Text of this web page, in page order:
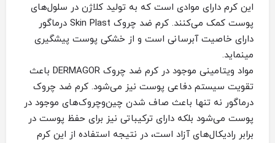
این کرم دارای موادی است که به تولید کلاژن در سلول‌های
پوست کمک می‌کنند. کرم ضد چروک Skin Plast درماگور
دارای خاصیت آبرسانی است و از خشکی پوست پیشگیری
مینماید.
مواد ویتامینی موجود در کرم ضد چروک DERMAGOR باعث
تقویت سیستم دفاعی پوست نیز می‌شود. کرم ضد چروک
درماگور نه تنها‌ باعث صاف شدن چین‌و‌چروک‌های موجود در
پوست می‌شود بلکه دارای ترکیباتی نیز برای حفظ پوست در
برابر رادیکال‌های آزاد است، در نتیجه استفاده از این کرم